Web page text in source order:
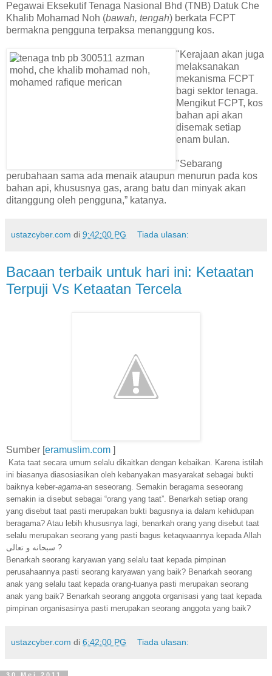
Pegawai Eksekutif Tenaga Nasional Bhd (TNB) Datuk Che
Khalib Mohamad Noh (bawah, tengah) berkata FCPT
bermakna pengguna terpaksa menanggung kos.
"Kerajaan akan juga
melaksanakan
mekanisma FCPT
bagi sektor tenaga.
Mengikut FCPT, kos
bahan api akan
disemak setiap
enam bulan.
"Sebarang
perubahaan sama ada menaik ataupun menurun pada kos
bahan api, khususnya gas, arang batu dan minyak akan
ditanggung oleh pengguna,” katanya.
ustazcyber.com di 9:42:00 PG Tiada ulasan:
Bacaan terbaik untuk hari ini: Ketaatan
Terpuji Vs Ketaatan Tercela
Sumber [eramuslim.com ]
Kata taat secara umum selalu dikaitkan dengan kebaikan. Karena istilah
ini biasanya diasosiasikan oleh kebanyakan masyarakat sebagai bukti
baiknya keber-agama-an seseorang. Semakin beragama seseorang
semakin ia disebut sebagai “orang yang taat”. Benarkah setiap orang
yang disebut taat pasti merupakan bukti bagusnya ia dalam kehidupan
beragama? Atau lebih khususnya lagi, benarkah orang yang disebut taat
selalu merupakan seorang yang pasti bagus ketaqwaannya kepada Allah
سبحانه و تعالى ?
Benarkah seorang karyawan yang selalu taat kepada pimpinan
perusahaannya pasti seorang karyawan yang baik? Benarkah seorang
anak yang selalu taat kepada orang-tuanya pasti merupakan seorang
anak yang baik? Benarkah seorang anggota organisasi yang taat kepada
pimpinan organisasinya pasti merupakan seorang anggota yang baik?
ustazcyber.com di 6:42:00 PG Tiada ulasan: